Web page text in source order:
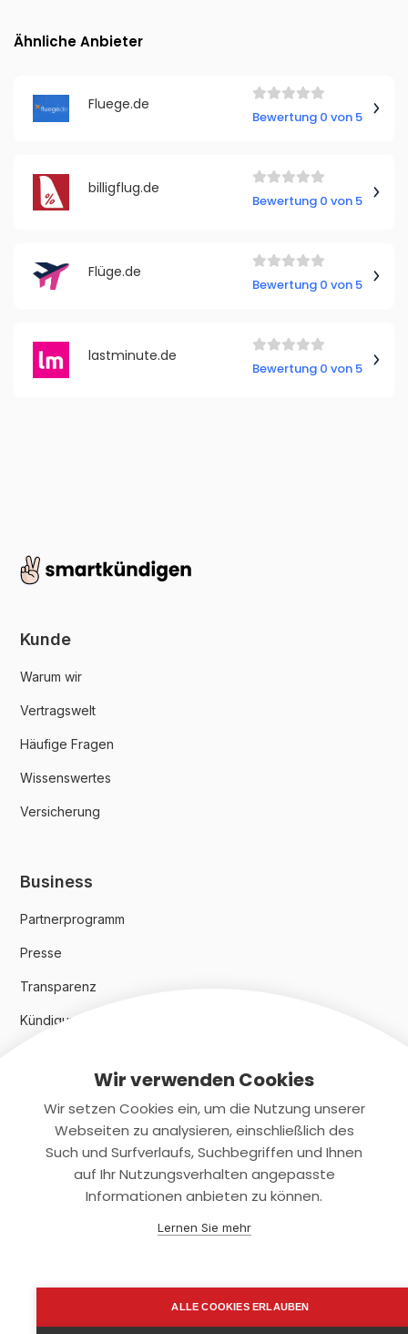
Ähnliche Anbieter
Fluege.de
Bewertung 0 von 5
billigflug.de
Bewertung 0 von 5
Flüge.de
Bewertung 0 von 5
lastminute.de
Bewertung 0 von 5
Kunde
Warum wir
Vertragswelt
Häufige Fragen
Wissenswertes
Versicherung
Business
Partnerprogramm
Presse
Transparenz
Kündigungsindex 2024
Rechtliches
Datenschutz
Wir verwenden Cookies
Wir setzen Cookies ein, um die Nutzung unserer
Webseiten zu analysieren, einschließlich des
Such und Surfverlaufs, Suchbegriffen und Ihnen
auf Ihr Nutzungsverhalten angepasste
Informationen anbieten zu können.
Lernen Sie mehr
ALLE COOKIES ERLAUBEN